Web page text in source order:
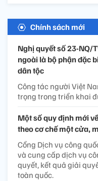
Chính sách mới
Nghị quyết số 23-NQ/
ngoài là bộ phận đặc
dân tộc
Công tác người Việt
trọng trong triển khai
Một số quy định mới
theo cơ chế một cửa,
Cổng Dịch vụ công
và cung cấp dịch vụ
quyết, kết quả giải
toàn quốc.